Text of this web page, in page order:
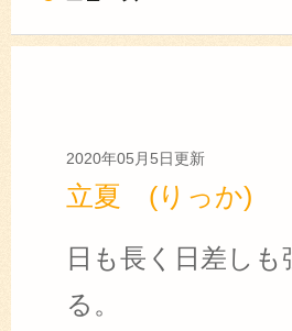
2020年05月5日更新
立夏 (りっか)
日も長く日差し
る